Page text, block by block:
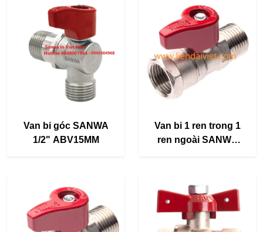
Van bi góc SANWA
1/2" ABV15MM
Van bi 1 ren trong 1
ren ngoài SANWA